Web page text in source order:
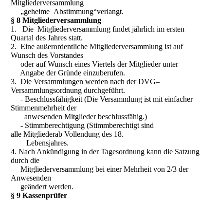
Mitgliederversammlung
„geheime Abstimmung“verlangt.
§ 8 Mitgliederversammlung
1. Die Mitgliederversammlung findet jährlich im ersten
Quartal des Jahres statt.
2. Eine außerordentliche Mitgliederversammlung ist auf
Wunsch des Vorstandes
oder auf Wunsch eines Viertels der Mitglieder unter
Angabe der Gründe einzuberufen.
3. Die Versammlungen werden nach der DVG–
Versammlungsordnung durchgeführt.
- Beschlussfähigkeit (Die Versammlung ist mit einfacher
Stimmenmehrheit der
anwesenden Mitglieder beschlussfähig.)
- Stimmberechtigung (Stimmberechtigt sind
alle Mitgliederab Vollendung des 18.
Lebensjahres.
4. Nach Ankündigung in der Tagesordnung kann die Satzung
durch die
Mitgliederversammlung bei einer Mehrheit von 2/3 der
Anwesenden
geändert werden.
§ 9 Kassenprüfer